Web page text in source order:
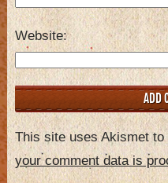
Website
This site uses Akismet
your comment data is